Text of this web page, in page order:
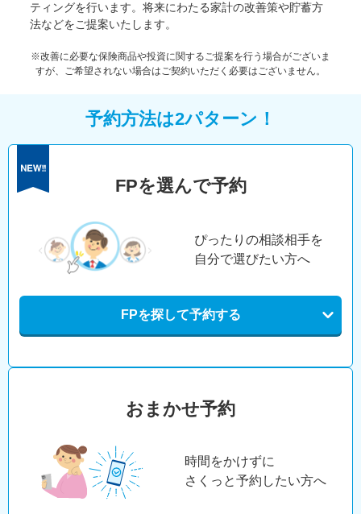
ティングを行います。将来にわたる家計の改善策や貯蓄方
法などをご提案いたします。
※改善に必要な保険商品や投資に関するご提案を行う場合がございま
すが、ご希望されない場合はご契約いただく必要はございません。
予約方法は2パターン！
FPを選んで予約
ぴったりの相談相手を
自分で選びたい方へ
FPを探して予約する
おまかせ予約
時間をかけずに
さくっと予約したい方へ